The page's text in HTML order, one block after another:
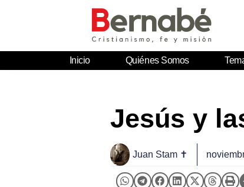
Inicio Quiénes Somos
Jesús y
Juan Stam ✝